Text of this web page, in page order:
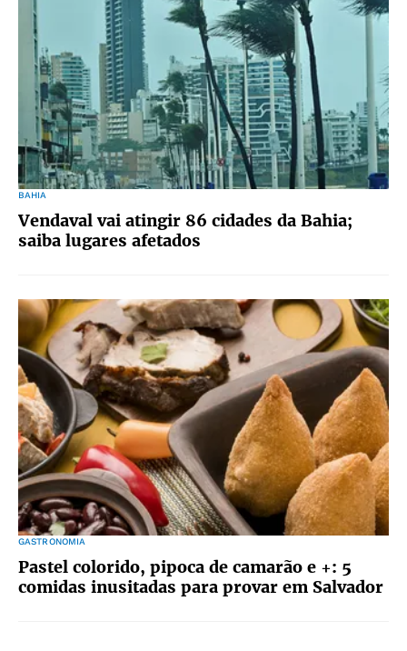
BAHIA
Vendaval vai atingir 86 cidades da Bahia;
saiba lugares afetados
GASTRONOMIA
Pastel colorido, pipoca de camarão e +: 5
comidas inusitadas para provar em Salvador